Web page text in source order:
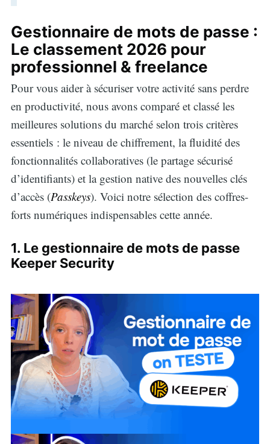
Gestionnaire de mots de passe :
Le classement 2026 pour
professionnel & freelance
Pour vous aider à sécuriser votre activité sans perdre
en productivité, nous avons comparé et classé les
meilleures solutions du marché selon trois critères
essentiels : le niveau de chiffrement, la fluidité des
fonctionnalités collaboratives (le partage sécurisé
d’identifiants) et la gestion native des nouvelles clés
d’accès (Passkeys). Voici notre sélection des coffres-
forts numériques indispensables cette année.
1. Le gestionnaire de mots de passe
Keeper Security